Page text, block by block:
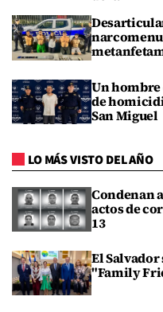
Un hombre
de
San Miguel
LO MÁS VISTO DEL AÑO
Condenan
actos de
13
El
"Family